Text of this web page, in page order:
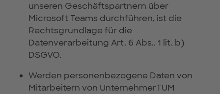
unseren Geschäftspartnern über
Microsoft Teams durchführen, ist die
Rechtsgrundlage für die
Datenverarbeitung Art. 6 Abs.. 1 lit. b)
DSGVO.
Werden personenbezogene Daten von
Mitarbeitern von UnternehmerTUM